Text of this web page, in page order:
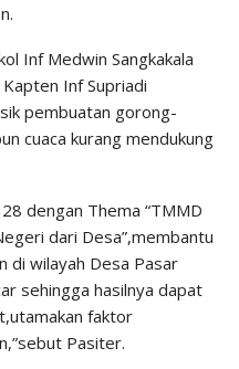
Inf Medwin Sangkakala
Inf Supriadi
pembuatan gorong-
cuaca kurang mendukung
dengan Thema “TMMD
dari Desa”,membantu
di wilayah Desa Pasar
sehingga hasilnya dapat
faktor
Pasiter.